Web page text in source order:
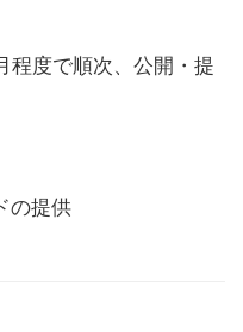
程度で順次、公開・提
の提供